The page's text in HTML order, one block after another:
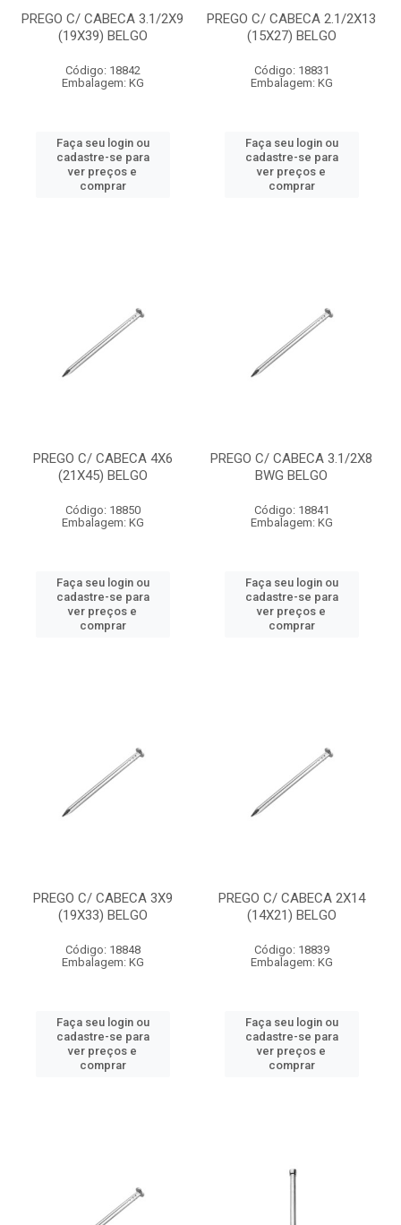
PREGO C/ CABECA 3.1/2X9
(19X39) BELGO
Código: 18842
Embalagem: KG
Faça seu login ou
cadastre-se para
ver preços e
comprar
PREGO C/ CABECA 2.1/2X13
(15X27) BELGO
Código: 18831
Embalagem: KG
Faça seu login ou
cadastre-se para
ver preços e
comprar
PREGO C/ CABECA 4X6
(21X45) BELGO
Código: 18850
Embalagem: KG
Faça seu login ou
cadastre-se para
ver preços e
comprar
PREGO C/ CABECA 3.1/2X8
BWG BELGO
Código: 18841
Embalagem: KG
Faça seu login ou
cadastre-se para
ver preços e
comprar
PREGO C/ CABECA 3X9
(19X33) BELGO
Código: 18848
Embalagem: KG
Faça seu login ou
cadastre-se para
ver preços e
comprar
PREGO C/ CABECA 2X14
(14X21) BELGO
Código: 18839
Embalagem: KG
Faça seu login ou
cadastre-se para
ver preços e
comprar